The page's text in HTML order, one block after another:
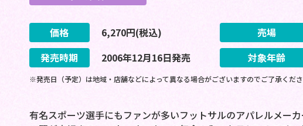
価格 6,270円(税込) 売場
発売時期
2006年12月16日発売 対象年齢
※発売日（予定）は地域・店舗などによって異なる場合がございますのでご了承くださ
有名スポーツ選手にもファンが多いフットサルのアパレルメー